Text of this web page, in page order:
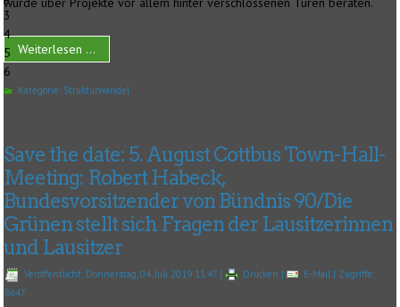
3
4
5
6
Weiterlesen ...
Kategorie: Strukturwandel
Save the date: 5. August Cottbus Town-Hall-
Meeting: Robert Habeck,
Bundesvorsitzender von Bündnis 90/Die
Grünen stellt sich Fragen der Lausitzerinnen
und Lausitzer
Veröffentlicht: Donnerstag, 04. Juli 2019 11:47 | Drucken | E-Mail | Zugriffe:
8647